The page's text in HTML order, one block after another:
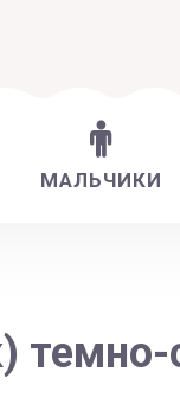
МАЛЬЧИКИ
темно-